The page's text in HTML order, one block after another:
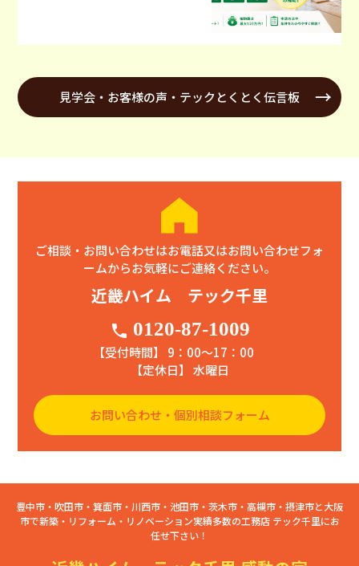
見学会・お客様の声・テックとくとく伝言板
ご相談・お問い合わせはお電話又はお問い合わせフォ
ームからお気軽にご連絡ください。
近畿ハイム テック千里
phone 0120-87-1009
【受付時間】 9：00〜17：00
【定休日】 水曜日
お問い合わせ・個別相談フォーム
豊中市・吹田市・箕面市・川西市・池田市・茨木市・高槻市・摂津市と大阪
市で新築・リフォーム・リノベーション実績多数の工務店 テック千里にお
任せ下さい！